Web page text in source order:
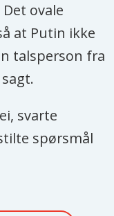
ovale
at Putin ikke
talsperson fra
svarte
spørsmål